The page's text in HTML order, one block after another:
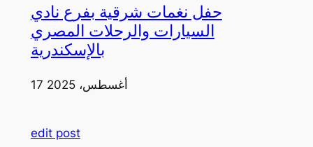
حفل نغمات شرقية بفرع نادي
السيارات والرحلات المصري
بالإسكندرية
17 أغسطس، 2025
edit post